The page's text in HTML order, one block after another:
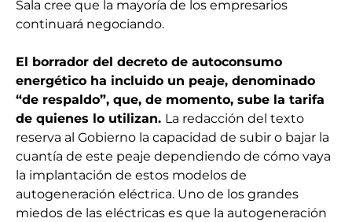
Sala cree que la mayoría de los empresarios
continuará negociando.
El borrador del decreto de autoconsumo
energético ha incluido un peaje, denominado
“de respaldo”, que, de momento, sube la tarifa
de quienes lo utilizan. La redacción del texto
reserva al Gobierno la capacidad de subir o bajar la
cuantía de este peaje dependiendo de cómo vaya
la implantación de estos modelos de
autogeneración eléctrica. Uno de los grandes
miedos de las eléctricas es que la autogeneración